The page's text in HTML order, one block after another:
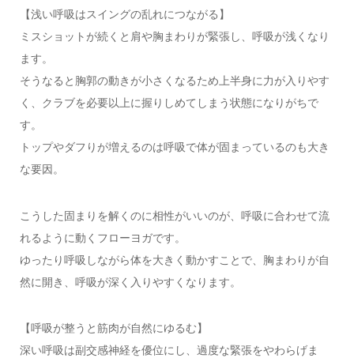
【浅い呼吸はスイングの乱れにつながる】
ミスショットが続くと肩や胸まわりが緊張し、呼吸が浅くなり
ます。
そうなると胸郭の動きが小さくなるため上半身に力が入りやす
く、クラブを必要以上に握りしめてしまう状態になりがちで
す。
トップやダフりが増えるのは呼吸で体が固まっているのも大き
な要因。
こうした固まりを解くのに相性がいいのが、呼吸に合わせて流
れるように動くフローヨガです。
ゆったり呼吸しながら体を大きく動かすことで、胸まわりが自
然に開き、呼吸が深く入りやすくなります。
【呼吸が整うと筋肉が自然にゆるむ】
深い呼吸は副交感神経を優位にし、過度な緊張をやわらげま